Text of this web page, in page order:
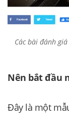
Các bài đánh
Nên bắt đầu
Đây là một